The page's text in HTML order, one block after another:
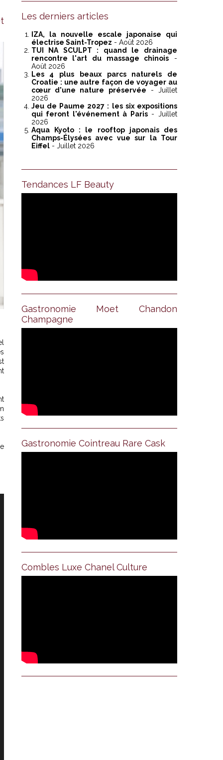
Les derniers articles
IZA, la nouvelle escale japonaise qui
électrise Saint-Tropez - Août 2026
TUI NA SCULPT : quand le drainage
rencontre l'art du massage chinois -
Août 2026
Les 4 plus beaux parcs naturels de
Croatie : une autre façon de voyager au
cœur d'une nature préservée - Juillet
2026
Jeu de Paume 2027 : les six expositions
qui feront l'événement à Paris- Juillet
2026
Aqua Kyoto : le rooftop japonais des
Champs-Élysées avec vue sur la Tour
Eiffel- Juillet 2026
Tendances LF Beauty
Gastronomie Moet Chandon
Champagne
Gastronomie Cointreau Rare Cask
Combles Luxe Chanel Culture